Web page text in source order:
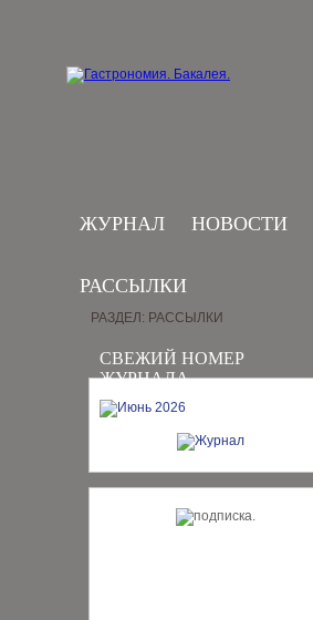
ЖУРНАЛ НОВОСТИ
РАССЫЛКИ
СВЕЖИЙ НОМЕР
ЖУРНАЛА
РАЗДЕЛ: РАССЫЛКИ